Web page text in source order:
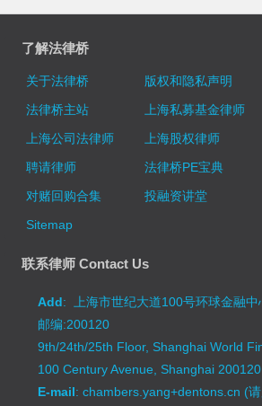
了解法律桥
关于法律桥 版权和隐私声明
法律桥主站
上海私募基金律师
上海公司法律师
上海股权律师
聘请律师
法律桥PE宝典
对赌回购合集
投融资讲堂
Sitemap
联系律师 Contact Us
Add: 上海市世纪大道100号环球金融
邮编:200120
9th/24th/25th Floor, Shanghai World
100 Century Avenue, Shanghai
E-mail: chambers.yang+dentons.cn (